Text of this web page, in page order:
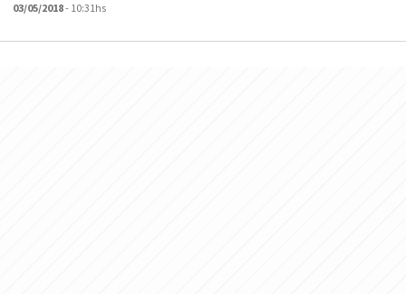
03/05/2018- 10:31hs